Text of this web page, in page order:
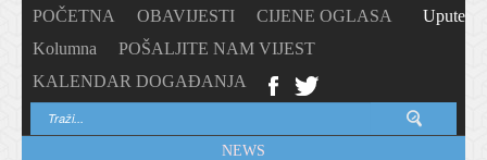
POČETNA OBAVIJESTI
CIJENE OGLASA
Kolumna
POŠALJITE NAM VIJEST
KALENDAR DOGAĐANJA
Upute
NEWS